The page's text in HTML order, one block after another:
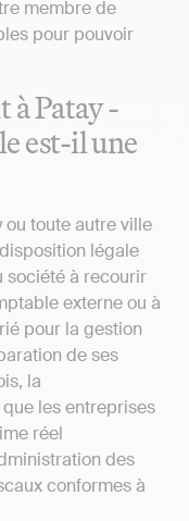
membre de
pour pouvoir
à Patay -
est-il une
ou toute autre ville
légale
société à recourir
externe ou à
pour la gestion
de ses
la
les entreprises
réel
des
conformes à